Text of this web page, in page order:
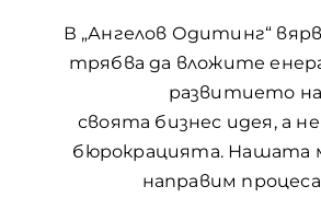
В „Ангелов Одитинг“
трябва да вложите
развитието на
своята бизнес идея, а
бюрокрацията. Нашата
направим